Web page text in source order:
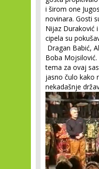
i širom one
novinara. Gosti
Nijaz Duraković
cipela su
Dragan Babić,
Boba
tema za ovaj
jasno čulo kako
nekadašnje